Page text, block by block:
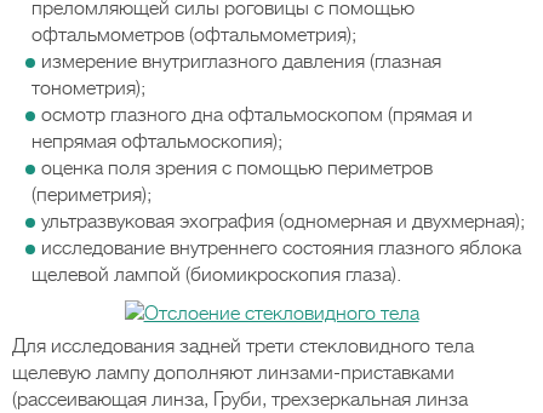
преломляющей силы роговицы с помощью
офтальмометров (офтальмометрия);
измерение внутриглазного давления (глазная
тонометрия);
осмотр глазного дна офтальмоскопом (прямая и
непрямая офтальмоскопия);
оценка поля зрения с помощью периметров
(периметрия);
ультразвуковая эхография (одномерная и двухмерная);
исследование внутреннего состояния глазного яблока
щелевой лампой (биомикроскопия глаза).
Для исследования задней трети стекловидного тела
щелевую лампу дополняют линзами-приставками
(рассеивающая линза, Груби, трехзеркальная линза